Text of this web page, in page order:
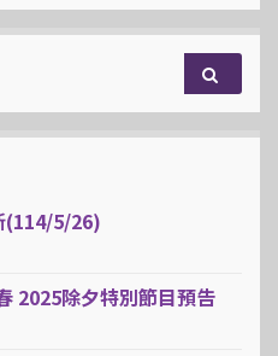
(114/5/26)
2025除夕特別節目預告